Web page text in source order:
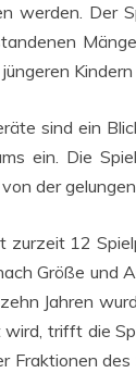
wer­den. Der
sind ein
ein. Die
der
zur­zeit 12
Grö­ße und
Jah­ren
trifft die
Frak­tio­nen